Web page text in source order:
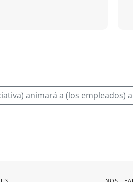
animará a (los empleados)
NOS